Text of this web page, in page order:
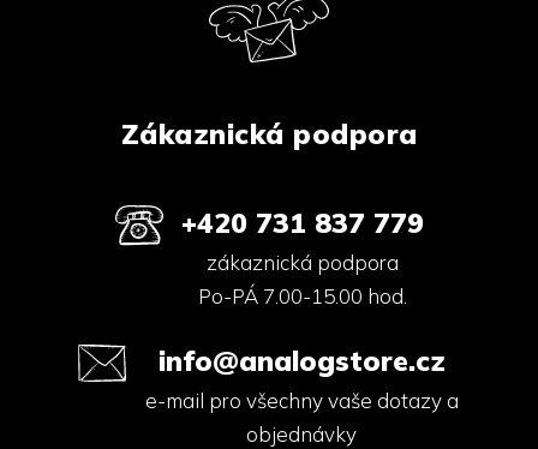
Zákaznická podpora
+420 731 837 779
zákaznická podpora
Po-PÁ 7.00-15.00 hod.
info@analogstore.cz
e-mail pro všechny vaše dotazy a
objednávky